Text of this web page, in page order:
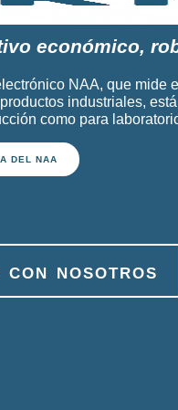
económico,
NAA, que mide
industriales,
como para
DEL NAA
con nosotros